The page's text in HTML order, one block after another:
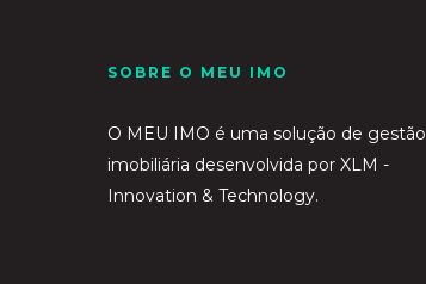
SOBRE O MEU IMO
O MEU IMO é uma solução de gestão
imobiliária desenvolvida por XLM -
Innovation & Technology.